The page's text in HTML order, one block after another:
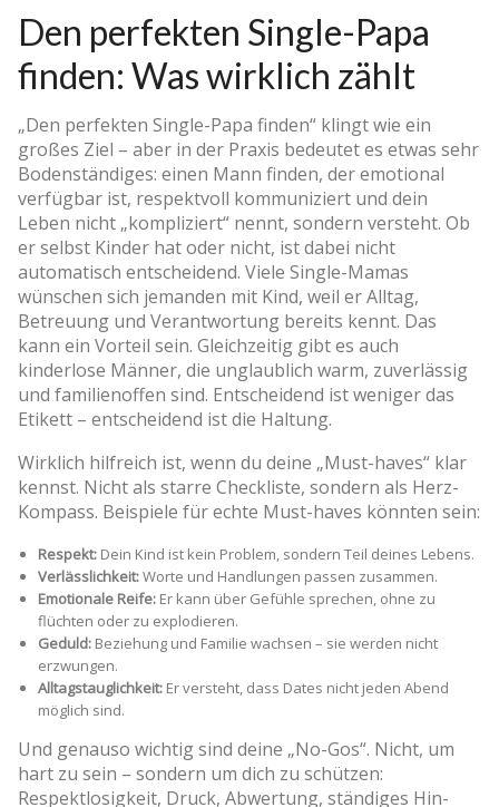
Den perfekten Single-Papa
finden: Was wirklich zählt
„Den perfekten Single-Papa finden“ klingt wie ein
großes Ziel – aber in der Praxis bedeutet es etwas sehr
Bodenständiges: einen Mann finden, der emotional
verfügbar ist, respektvoll kommuniziert und dein
Leben nicht „kompliziert“ nennt, sondern versteht. Ob
er selbst Kinder hat oder nicht, ist dabei nicht
automatisch entscheidend. Viele Single-Mamas
wünschen sich jemanden mit Kind, weil er Alltag,
Betreuung und Verantwortung bereits kennt. Das
kann ein Vorteil sein. Gleichzeitig gibt es auch
kinderlose Männer, die unglaublich warm, zuverlässig
und familienoffen sind. Entscheidend ist weniger das
Etikett – entscheidend ist die Haltung.
Wirklich hilfreich ist, wenn du deine „Must-haves“ klar
kennst. Nicht als starre Checkliste, sondern als Herz-
Kompass. Beispiele für echte Must-haves könnten sein:
Respekt: Dein Kind ist kein Problem, sondern Teil deines Lebens.
Verlässlichkeit:Worte und Handlungen passen zusammen.
Emotionale Reife: Er kann über Gefühle sprechen, ohne zu
flüchten oder zu explodieren.
Geduld: Beziehung und Familie wachsen – sie werden nicht
erzwungen.
Alltagstauglichkeit: Er versteht, dass Dates nicht jeden Abend
möglich sind.
Und genauso wichtig sind deine „No-Gos“. Nicht, um
hart zu sein – sondern um dich zu schützen:
Respektlosigkeit, Druck, Abwertung, ständiges Hin-